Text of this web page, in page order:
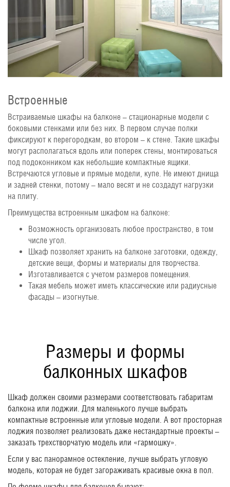
Встроенные
Встраиваемые шкафы на балконе – стационарные модели с
боковыми стенками или без них. В первом случае полки
фиксируют к перегородкам, во втором – к стене. Такие шкафы
могут располагаться вдоль или поперек стены, монтироваться
под подоконником как небольшие компактные ящики.
Встречаются угловые и прямые модели, купе. Не имеют днища
и задней стенки, потому – мало весят и не создадут нагрузки
на плиту.
Преимущества встроенным шкафом на балконе:
Возможность организовать любое пространство, в том
числе угол.
Шкаф позволяет хранить на балконе заготовки, одежду,
детские вещи, формы и материалы для творчества.
Изготавливается с учетом размеров помещения.
Такая мебель может иметь классические или радиусные
фасады – изогнутые.
Размеры и формы
балконных шкафов
Шкаф должен своими размерами соответствовать габаритам
балкона или лоджии. Для маленького лучше выбрать
компактные встроенные или угловые модели. А вот просторная
лоджия позволяет реализовать даже нестандартные проекты –
заказать трехстворчатую модель или «гармошку».
Если у вас панорамное остекление, лучше выбрать угловую
модель, которая не будет загораживать красивые окна в пол.